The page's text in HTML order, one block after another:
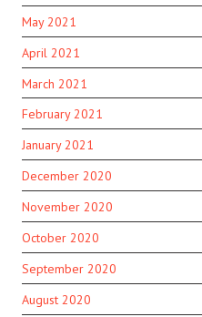
May 2021
April 2021
March 2021
February 2021
January 2021
December 2020
November 2020
October 2020
September 2020
August 2020